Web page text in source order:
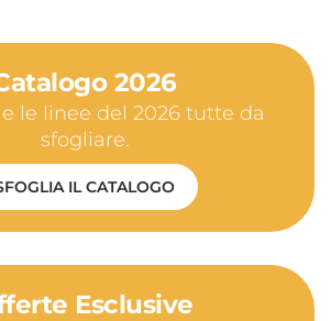
2026
le linee del 2026 tutte da
sfogliare.
IL CATALOGO
Esclusive